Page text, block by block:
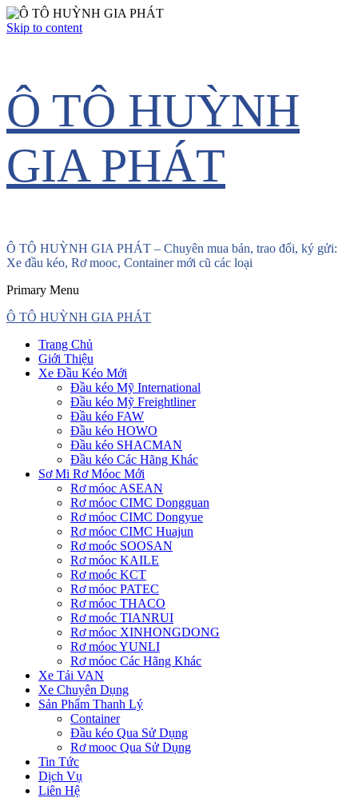
Skip to content
Ô TÔ HUỲNH
GIA PHÁT
Ô TÔ HUỲNH GIA PHÁT – Chuyên mua bán, trao đổi, ký gửi:
Xe đầu kéo, Rơ mooc, Container mới cũ các loại
Primary Menu
Ô TÔ HUỲNH GIA PHÁT
Trang Chủ
Giới Thiệu
Xe Đầu Kéo Mới
Đầu kéo Mỹ International
Đầu kéo Mỹ Freightliner
Đầu kéo FAW
Đầu kéo HOWO
Đầu kéo SHACMAN
Đầu kéo Các Hãng Khác
Sơ Mi Rơ Móoc Mới
Rơ móoc ASEAN
Rơ móoc CIMC Dongguan
Rơ móoc CIMC Dongyue
Rơ móoc CIMC Huajun
Rơ moóc SOOSAN
Rơ móoc KAILE
Rơ moóc KCT
Rơ móoc PATEC
Rơ móoc THACO
Rơ moóc TIANRUI
Rơ móoc XINHONGDONG
Rơ móoc YUNLI
Rơ móoc Các Hãng Khác
Xe Tải VAN
Xe Chuyên Dụng
Sản Phẩm Thanh Lý
Container
Đầu kéo Qua Sử Dụng
Rơ mooc Qua Sử Dụng
Tin Tức
Dịch Vụ
Liên Hệ